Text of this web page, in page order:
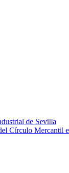
de Sevilla
Círculo Mercantil